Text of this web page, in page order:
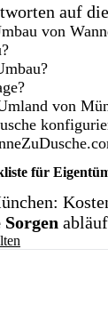
auf
von
von
für